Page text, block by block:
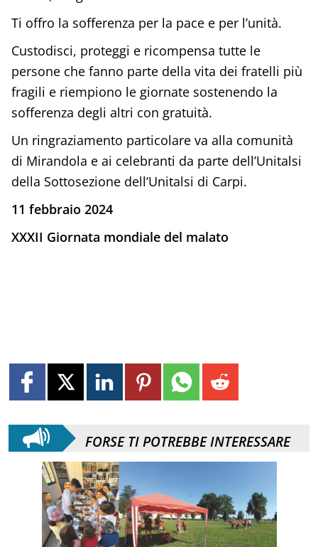
Ti offro la sofferenza per la pace e per l’unità.
Custodisci, proteggi e ricompensa tutte le
persone che fanno parte della vita dei fratelli più
fragili e riempiono le giornate sostenendo la
sofferenza degli altri con gratuità.
Un ringraziamento particolare va alla comunità
di Mirandola e ai celebranti da parte dell’Unitalsi
della Sottosezione dell’Unitalsi di Carpi.
11 febbraio 2024
XXXII Giornata mondiale del malato
FORSE TI POTREBBE INTERESSARE